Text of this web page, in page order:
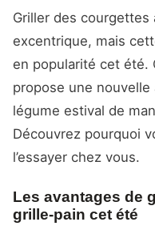
Griller des
excentrique, mais
en popularité cet été.
propose une
légume estival de
Découvrez pourquoi
l’essayer chez vous.
Les avantages de
grille-pain cet été